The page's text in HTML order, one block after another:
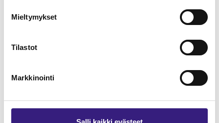
Mieltymykset
Tilastot
Markkinointi
TILAA TÄSTÄ